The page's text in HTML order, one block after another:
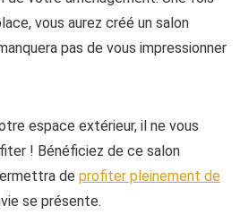
vous aurez créé un salon
pas de vous impressionner
espace extérieur, il ne vous
! Bénéficiez de ce salon
de profiter pleinement de
se présente.